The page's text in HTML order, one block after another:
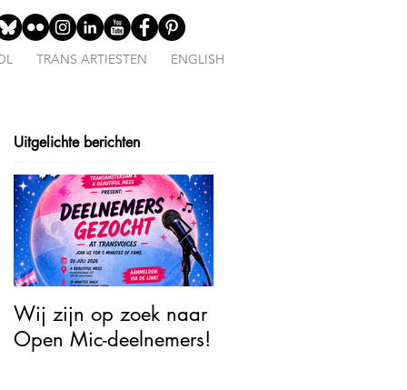
TRANS ARTIESTEN ENGLISH
Uitgelichte berichten
Wij zijn op zoek naar
Open Mic-deelnemers!